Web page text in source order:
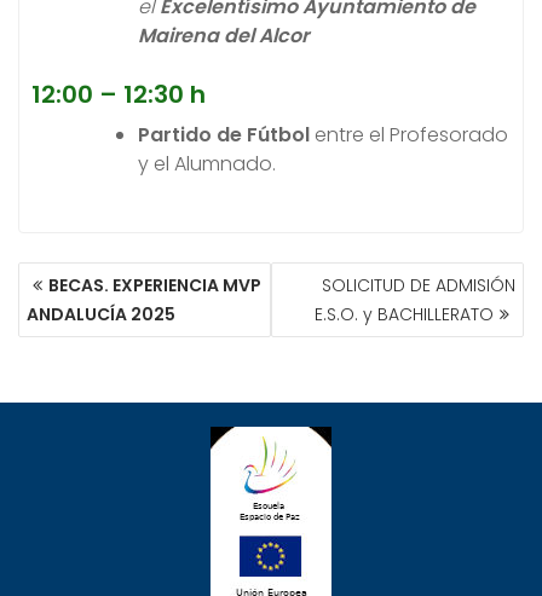
elExcelentísimo Ayuntamiento de
Mairena del Alcor
12:00 – 12:30 h
Partido de Fútbol entre el Profesorado
y el Alumnado.
NAVEGACIÓN
DE
ENTRADAS
BECAS. EXPERIENCIA MVP
ANDALUCÍA 2025
SOLICITUD DE ADMISIÓN
E.S.O. y BACHILLERATO